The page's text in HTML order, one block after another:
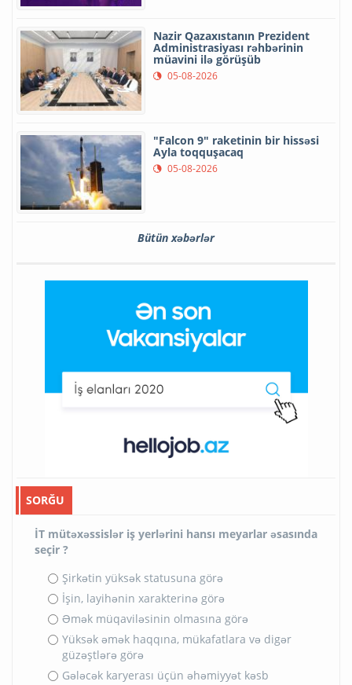
Nazir Qazaxıstanın Prezident
Administrasiyası rəhbərinin
müavini ilə görüşüb
05-08-2026
"Falcon 9" raketinin bir hissəsi
Ayla toqquşacaq
05-08-2026
Bütün xəbərlər
SORĞU
İT mütəxəssislər iş yerlərini hansı meyarlar əsasında
seçir ?
Şirkətin yüksək statusuna görə
İşin, layihənin xarakterinə görə
Əmək müqaviləsinin olmasına görə
Yüksək əmək haqqına, mükafatlara və digər
güzəştlərə görə
Gələcək karyerası üçün əhəmiyyət kəsb